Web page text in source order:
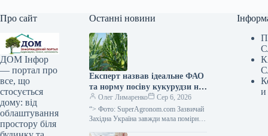
Про сайт
ДОМ Інфор
— портал про
все, що
стосується
дому: від
облаштування
простору біля
Останні новини
Експерт назвав ідеальне ФАО
та норму посіву кукурудзи на
силос для західного регіону
України — SuperAgronom.com
Олег Лимаренко
Сер 6, 2026
“> Фото: SuperAgronom.com Зазвичай
Західна Україна завжди мала помірний
и